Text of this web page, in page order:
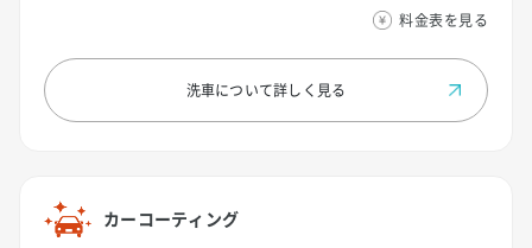
料金表を見る
洗車について詳しく見る
カーコーティング